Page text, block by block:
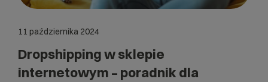
11 października 2024
Dropshipping w sklepie
internetowym – poradnik dla